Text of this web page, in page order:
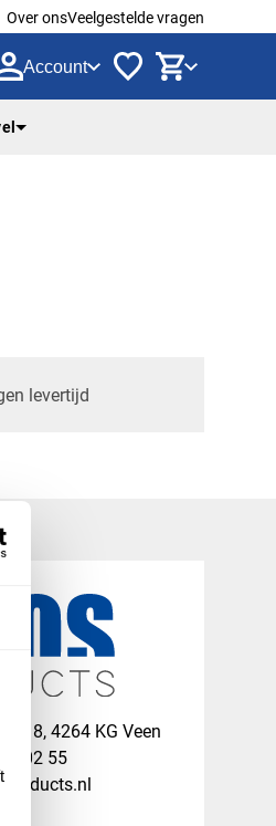
Over onsVeelgestelde vragen
Account
levertijd
8, 4264 KG Veen
02 55